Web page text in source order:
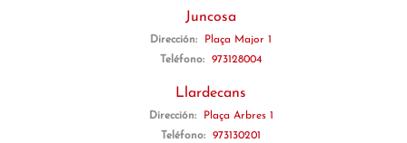
Juncosa
Dirección:
Plaça Major 1
Teléfono:
973128004
Llardecans
Dirección:
Plaça Arbres 1
Teléfono:
973130201